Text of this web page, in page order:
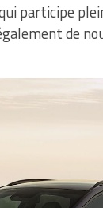
participe
de